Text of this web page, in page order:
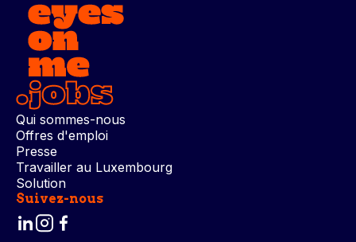
Qui sommes-nous
Offres d'emploi
Presse
Travailler au Luxembourg
Solution
Suivez-nous